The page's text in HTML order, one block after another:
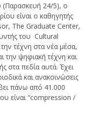
(Παρασκευή 24/5), ο
είναι ο καθηγητής
The Graduate Center,
του Cultural
τέχνη στα νέα μέσα,
την ψηφιακή τέχνη και
στα πεδία αυτά. Έχει
και ανακοινώσεις
πάνω από 41.000
είναι “compression /